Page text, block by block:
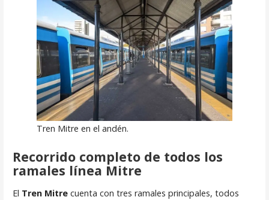
Tren Mitre en el andén.
Recorrido completo de todos los
ramales línea Mitre
El Tren Mitre cuenta con tres ramales principales, todos